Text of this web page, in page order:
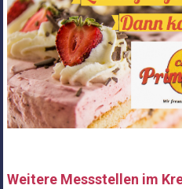
Weitere Messstellen im